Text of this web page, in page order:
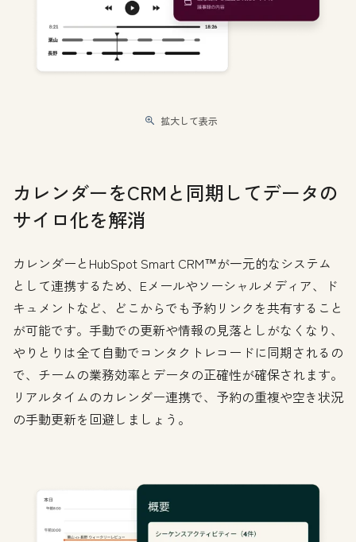
拡大して表示
カレンダーをCRMと同期してデータの
サイロ化を解消
カレンダーとHubSpot Smart CRM™が一元的なシステム
として連携するため、Eメールやソーシャルメディア、ド
キュメントなど、どこからでも予約リンクを共有すること
が可能です。手動での更新や情報の見落としがなくなり、
やりとりは全て自動でコンタクトレコードに同期されるの
で、チームの業務効率とデータの正確性が確保されます。
リアルタイムのカレンダー連携で、予約の重複や空き状況
の手動更新を回避しましょう。